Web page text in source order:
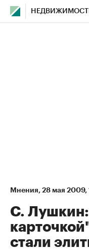
Мнения⁠, 28 мая 2009,
С.
стали